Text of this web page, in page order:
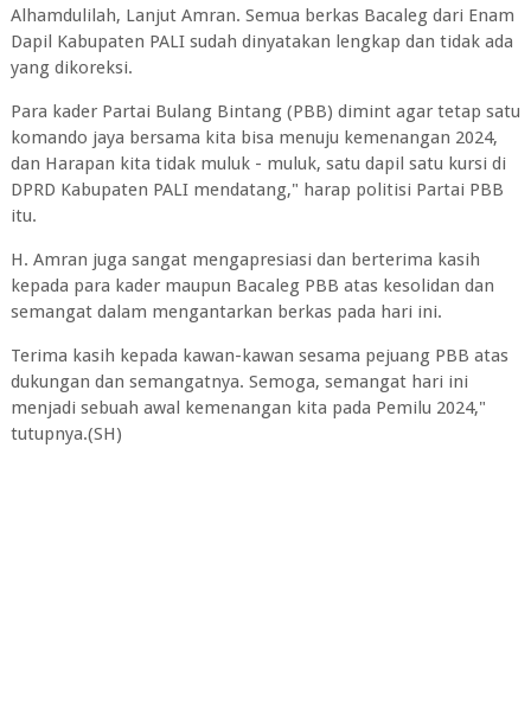
Alhamdulilah, Lanjut Amran. Semua berkas Bacaleg dari Enam
Dapil Kabupaten PALI sudah dinyatakan lengkap dan tidak ada
yang dikoreksi.
Para kader Partai Bulang Bintang (PBB) dimint agar tetap satu
komando jaya bersama kita bisa menuju kemenangan 2024,
dan Harapan kita tidak muluk - muluk, satu dapil satu kursi di
DPRD Kabupaten PALI mendatang," harap politisi Partai PBB
itu.
H. Amran juga sangat mengapresiasi dan berterima kasih
kepada para kader maupun Bacaleg PBB atas kesolidan dan
semangat dalam mengantarkan berkas pada hari ini.
Terima kasih kepada kawan-kawan sesama pejuang PBB atas
dukungan dan semangatnya. Semoga, semangat hari ini
menjadi sebuah awal kemenangan kita pada Pemilu 2024,"
tutupnya.(SH)